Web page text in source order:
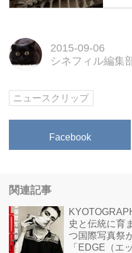
2015-09-06
シネフィル編集
ニュースクリップ
Facebook
関連記事
史と伝統に育
つ国際写真祭
「EDGE（エ